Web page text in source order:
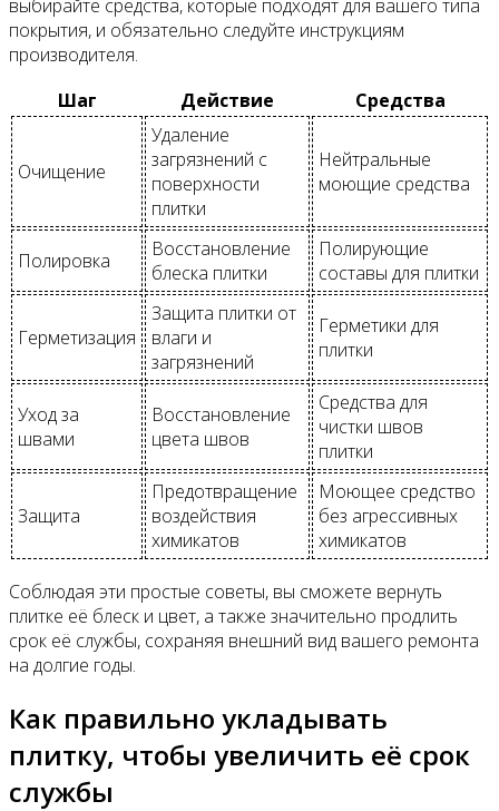
выбирайте средства, которые подходят для вашего типа
покрытия, и обязательно следуйте инструкциям
производителя.
Шаг
Действие Средства
Очищение
Удаление
загрязнений с
поверхности
плитки
Нейтральные
моющие средства
Полировка
Восстановление
блеска плитки
Полирующие
составы для плитки
Герметизация
Защита плитки от
влаги и
загрязнений
Герметики для
плитки
Уход за
швами
Восстановление
цвета швов
Средства для
чистки швов
плитки
Защита
Предотвращение
воздействия
химикатов
Моющее средство
без агрессивных
химикатов
Соблюдая эти простые советы, вы сможете вернуть
плитке её блеск и цвет, а также значительно продлить
срок её службы, сохраняя внешний вид вашего ремонта
на долгие годы.
Как правильно укладывать
плитку, чтобы увеличить её срок
службы